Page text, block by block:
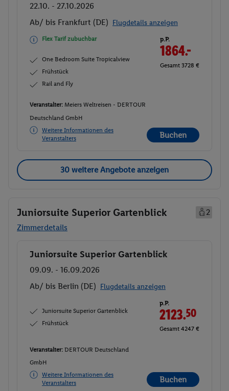
22.10. - 27.10.2026
Ab/ bis Frankfurt (DE) Flugdetails anzeigen
Flex Tarif zubuchbar
One Bedroom Suite Tropicalview
Frühstück
Rail and Fly
p.P.
1864.-
Gesamt 3728 €
Veranstalter: Meiers Weltreisen - DERTOUR
Deutschland GmbH
Weitere Informationen des
Veranstalters
Buchen
30 weitere Angebote anzeigen
Juniorsuite Superior Gartenblick
2
Zimmerdetails
Buchen
Juniorsuite Superior Gartenblick
09.09. - 16.09.2026
Ab/ bis Berlin (DE) Flugdetails anzeigen
Juniorsuite Superior Gartenblick
Frühstück
p.P.
2123.50
Gesamt 4247 €
Veranstalter: DERTOUR Deutschland
GmbH
Weitere Informationen des
Veranstalters
Buchen